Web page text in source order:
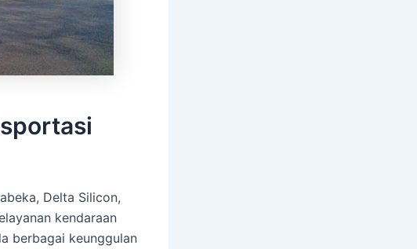
Delta Silicon,
kendaraan
berbagai keunggulan